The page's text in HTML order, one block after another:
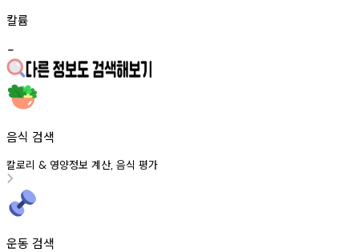
칼륨
-
음식 검색
칼로리 & 영양정보 계산, 음식 평가
운동 검색